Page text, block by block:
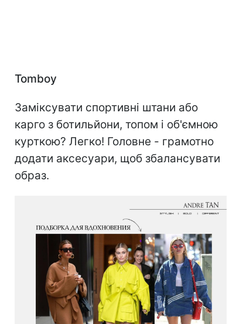
Tomboy
Заміксувати спортивні штани або
карго з ботильйони, топом і об'ємною
курткою? Легко! Головне - грамотно
додати аксесуари, щоб збалансувати
образ.